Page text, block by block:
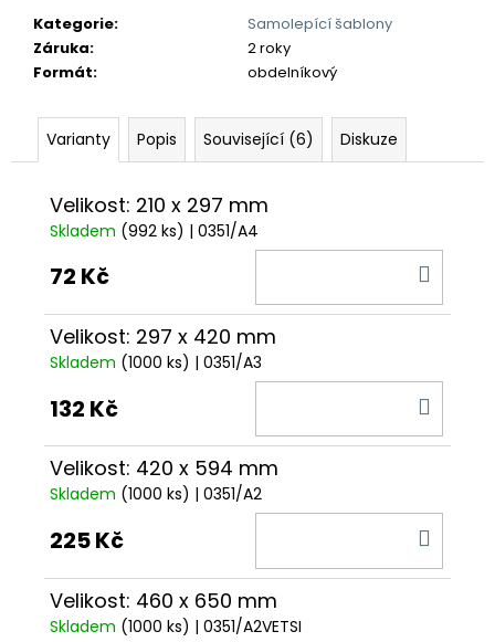
Kategorie:
Samolepící šablony
Záruka:
2 roky
Formát: obdelníkový
Varianty Popis Související (6) Diskuze
Velikost: 210 x 297 mm
Skladem (992 ks) | 0351/A4
72 Kč
Velikost: 297 x 420 mm
Skladem (1000 ks) | 0351/A3
132 Kč
Velikost: 420 x 594 mm
Skladem (1000 ks) | 0351/A2
225 Kč
Velikost: 460 x 650 mm
Skladem (1000 ks) | 0351/A2VETSI
e
m